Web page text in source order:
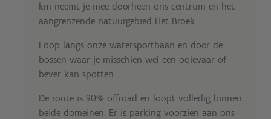
km neemt je mee doorheen ons centrum en het
aangrenzende natuurgebied Het Broek.
Loop langs onze watersportbaan en door de
bossen waar je misschien wel een ooievaar of
bever kan spotten.
De route is 90% offroad en loopt volledig binnen
beide domeinen. Er is parking voorzien aan ons